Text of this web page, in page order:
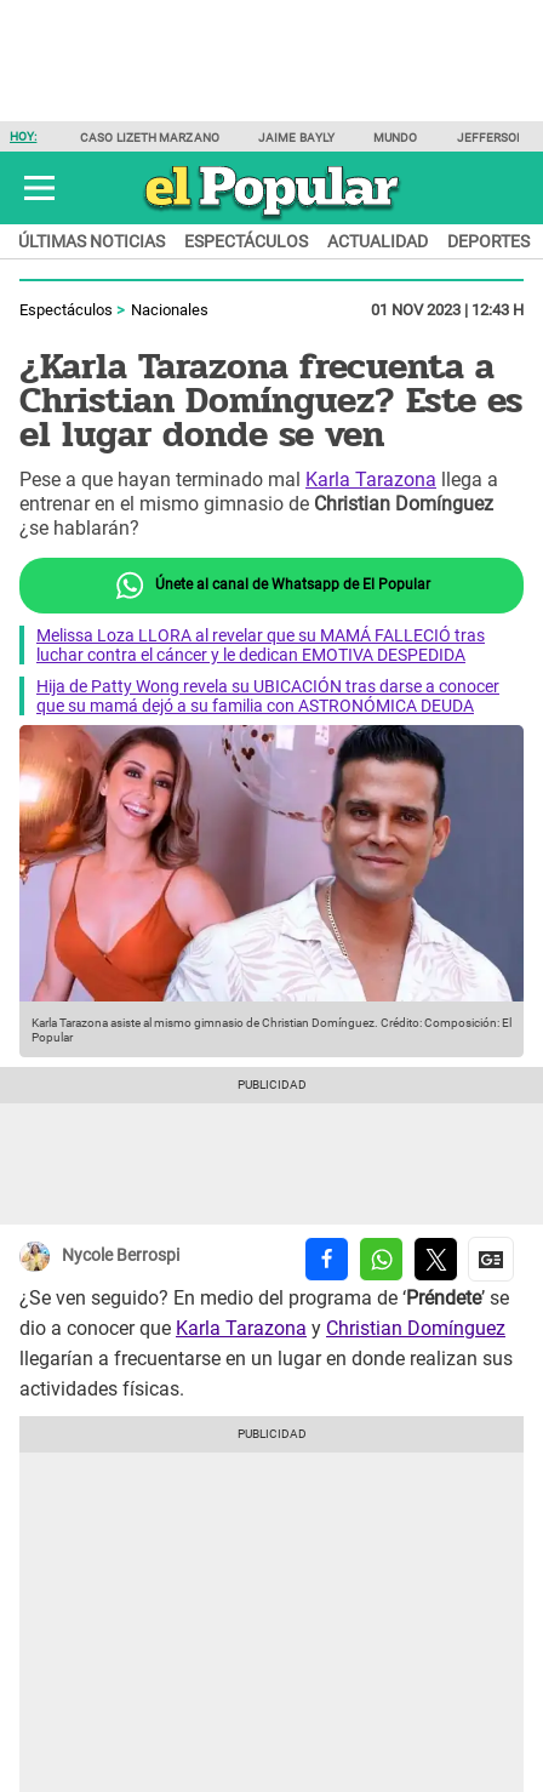
HOY: CASO LIZETH MARZANO JAIME BAYLY MUNDO JEFFERSON
ÚLTIMAS NOTICIAS ESPECTÁCULOS ACTUALIDAD DEPORTES
Espectáculos Nacionales 01 NOV 2023 | 12:43 H
¿Karla Tarazona frecuenta a
Christian Domínguez? Este es
el lugar donde se ven
Pese a que hayan terminado mal Karla Tarazona llega a
entrenar en el mismo gimnasio de Christian Domínguez
¿se hablarán?
Únete al canal de Whatsapp de El Popular
Melissa Loza LLORA al revelar que su MAMÁ FALLECIÓ tras
luchar contra el cáncer y le dedican EMOTIVA DESPEDIDA
Hija de Patty Wong revela su UBICACIÓN tras darse a conocer
que su mamá dejó a su familia con ASTRONÓMICA DEUDA
Karla Tarazona asiste al mismo gimnasio de Christian Domínguez. Crédito: Composición: El
Popular
Nycole Berrospi
¿Se ven seguido? En medio del programa de ‘Préndete’ se
dio a conocer que Karla Tarazona y Christian Domínguez
llegarían a frecuentarse en un lugar en donde realizan sus
actividades físicas.